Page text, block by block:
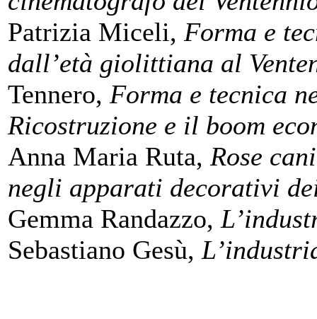
Patrizia Miceli,Forma e
dall’età giolittiana al
Tennero,Forma e tecnica
Ricostruzione e il boom
Anna Maria Ruta,Rose
negli apparati decorativi
Gemma Randazzo,
Sebastiano Gesù,